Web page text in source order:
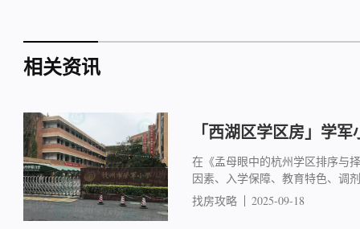
相关资讯
「西湖区学区房」学
在《孟母眼中的杭州学区排序与
因素、入学保障、教育特色、调
找房攻略
2025-09-18